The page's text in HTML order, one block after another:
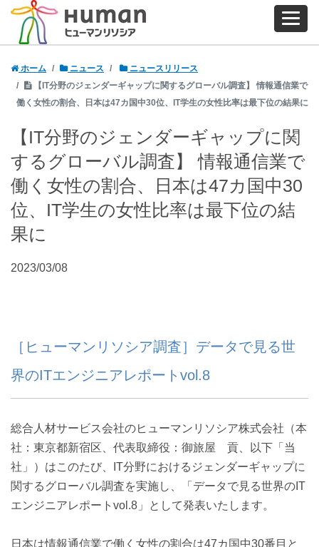
ホーム ニュース
ニュースリリース
【IT分野のジェンダーギャップに関するグローバル調査】 情報通信業で
働く女性の割合、日本は47カ国中30位、IT学生の女性比率は最下位の結果に
【IT分野のジェンダーギャップに関
するグローバル調査】 情報通信業で
働く女性の割合、日本は47カ国中30
位、IT学生の女性比率は最下位の結
果に
2023/03/08
［ヒューマンリソシア調査］データで見る世
界のITエンジニアレポートvol.8
総合人材サービス会社のヒューマンリソシア株式会社（本
社：東京都新宿区、代表取締役：御旅屋 貢、以下「当
社」）はこのたび、IT分野におけるジェンダーギャップに
関するグローバル調査を実施し、「データで見る世界のIT
エンジニアレポートvol.8」として発表いたします。
日本は情報通信業で働く女性の割合は47カ国中30番目と